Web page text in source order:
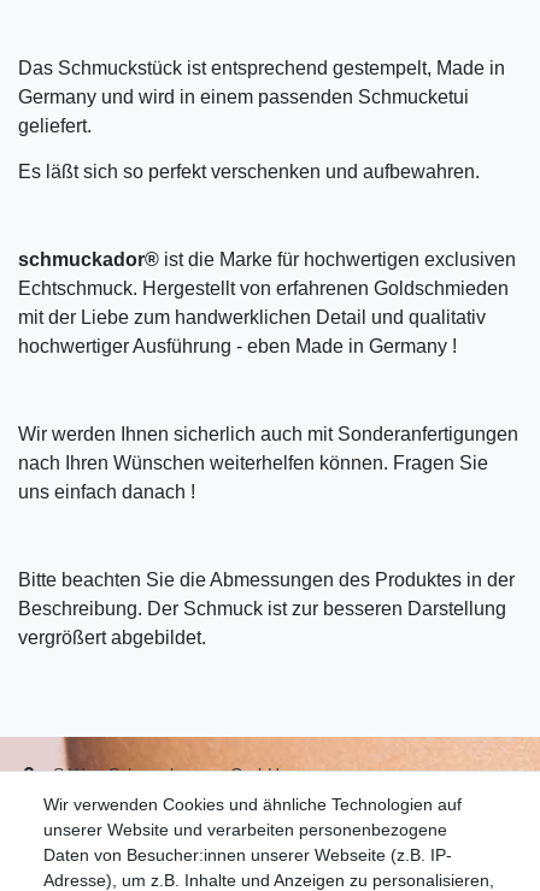
Das Schmuckstück ist entsprechend gestempelt, Made in
Germany und wird in einem passenden Schmucketui
geliefert.
Es läßt sich so perfekt verschenken und aufbewahren.
schmuckador® ist die Marke für hochwertigen exclusiven
Echtschmuck. Hergestellt von erfahrenen Goldschmieden
mit der Liebe zum handwerklichen Detail und qualitativ
hochwertiger Ausführung - eben Made in Germany !
Wir werden Ihnen sicherlich auch mit Sonderanfertigungen
nach Ihren Wünschen weiterhelfen können. Fragen Sie
uns einfach danach !
Bitte beachten Sie die Abmessungen des Produktes in der
Beschreibung. Der Schmuck ist zur besseren Darstellung
vergrößert abgebildet.
Wir verwenden Cookies und ähnliche Technologien auf
unserer Website und verarbeiten personenbezogene
Daten von Besucher:innen unserer Webseite (z.B. IP-
Adresse), um z.B. Inhalte und Anzeigen zu personalisieren,
S.W.w. Schmuckwaren GmbH
07051-9608828
info@schmuckador.de
Montag bis Freitag 8.30 – 12.00 Uhr und 13.30 bis 17.30 Uhr